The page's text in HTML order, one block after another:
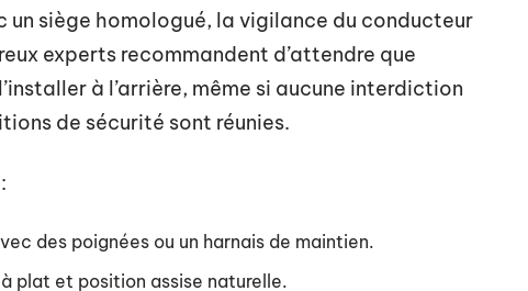
siège homologué, la vigilance du conducteur
experts recommandent d’attendre que
à l’arrière, même si aucune interdiction
de sécurité sont réunies.
des poignées ou un harnais de maintien.
plat et position assise naturelle.